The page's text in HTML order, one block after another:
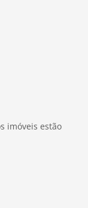
imóveis estão